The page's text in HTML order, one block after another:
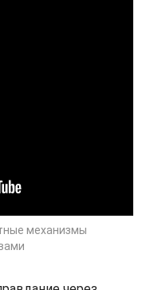
механизмы